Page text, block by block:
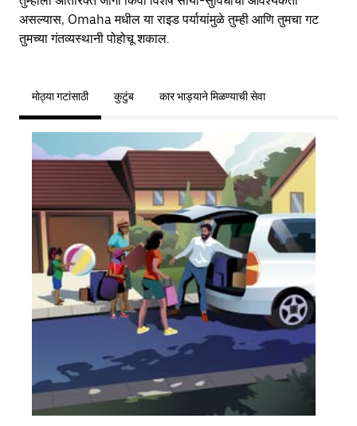
असल्यास, Omaha मधील या राइड पर्यायांमुळे तुम्ही आणि तुमचा गट
तुमच्या गंतव्यस्थानी पोहोचू शकाल.
मोठ्या गटांसाठी कुटुंब कार भाड्याने मिळण्याची सेवा